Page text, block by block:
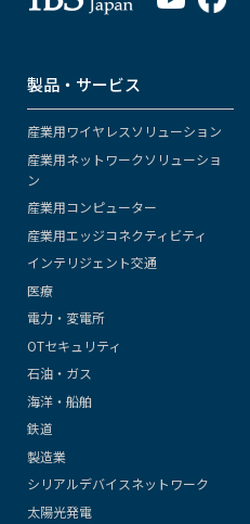
製品・サービス
産業用ワイヤレスソリューション
産業用ネットワークソリューショ
ン
産業用コンピューター
産業用エッジコネクティビティ
インテリジェント交通
医療
電力・変電所
OTセキュリティ
石油・ガス
海洋・船舶
鉄道
製造業
シリアルデバイスネットワーク
太陽光発電